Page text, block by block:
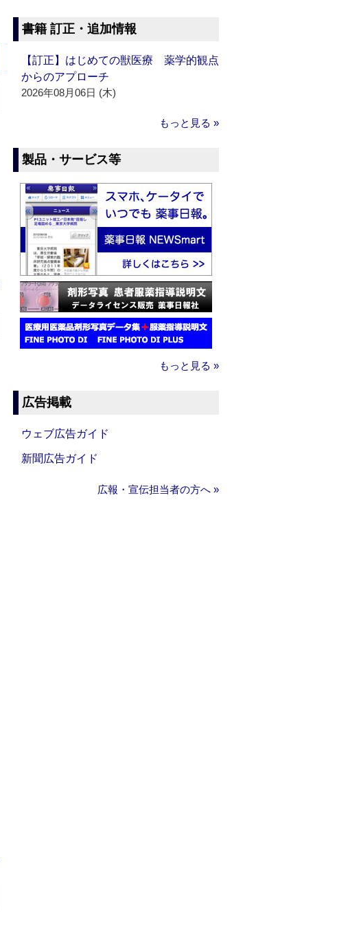
書籍 訂正・追加情報
【訂正】はじめての獣医療 薬学的観点
からのアプローチ
2026年08月06日 (木)
もっと見る »
製品・サービス等
もっと見る »
広告掲載
ウェブ広告ガイド
新聞広告ガイド
広報・宣伝担当者の方へ »